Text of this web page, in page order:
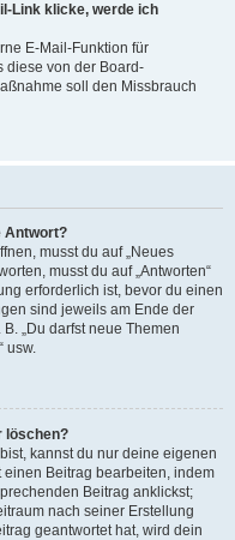
Link klicke, werde ich
E-Mail-Funktion für
diese von der Board-
soll den Missbrauch
Antwort?
musst du auf „Neues
musst du auf „Antworten“
erforderlich ist, bevor du einen
sind jeweils am Ende der
„Du darfst neue Themen
usw.
löschen?
kannst du nur deine eigenen
Beitrag bearbeiten, indem
Beitrag anklickst;
nach seiner Erstellung
geantwortet hat, wird dein